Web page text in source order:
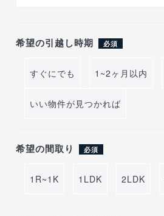
希望の引越し時期 必須
すぐにでも 1~2ヶ月以内
いい物件が見つかれば
希望の間取り 必須
1R~1K 1LDK 2LDK